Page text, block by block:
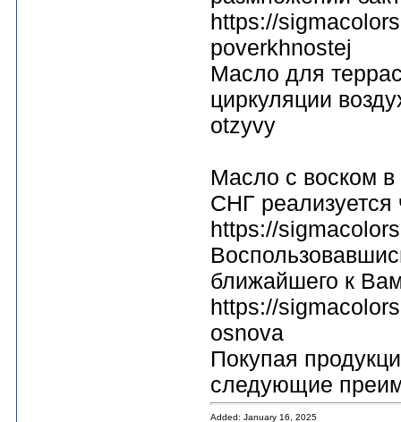
https://
poverkhnostej
Масло для
циркуляции
otzyvy
Масло с воском в
СНГ реализуется
https://
ближайшего к
https://
osnova
Покупая
следующие
Added: January 16, 2025